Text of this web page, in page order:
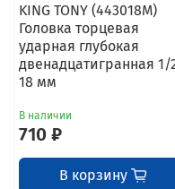
KING TONY (443018M)
Головка торцевая
ударная глубокая
двенадцатигранная 1/
18 мм
В наличии
710 ₽
В корзину